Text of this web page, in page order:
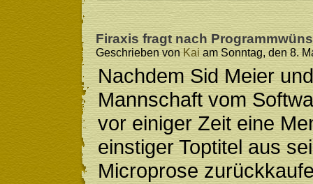
Firaxis fragt nach
Geschrieben vonKai am Sonntag, den 8.
Nachdem Sid Meier
Mannschaft vom
vor einiger Zeit eine
einstiger Toptitel aus
Microprose